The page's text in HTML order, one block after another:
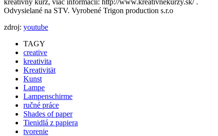
Odvysielané na STV. Vyrobené Trigon production s.r.o
zdroj: youtube
TAGY
creative
kreativita
Kreativität
Kunst
Lampe
Lampenschirme
ručné práce
Shades of paper
Tienidlá z papiera
tvorenie